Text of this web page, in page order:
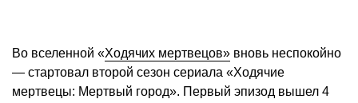
Во вселенной «Ходячих мертвецов» вновь неспокойно
— стартовал второй сезон сериала «Ходячие
мертвецы: Мертвый город». Первый эпизод вышел 4